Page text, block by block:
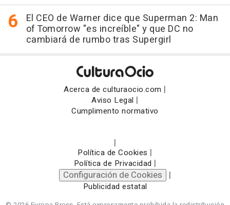
El CEO de Warner dice que Superman 2: Man
of Tomorrow "es increíble" y que DC no
cambiará de rumbo tras Supergirl
Acerca de culturaocio.com |
Aviso Legal |
Cumplimento normativo
|
Política de Cookies |
Política de Privacidad |
Configuración de Cookies |
Publicidad estatal